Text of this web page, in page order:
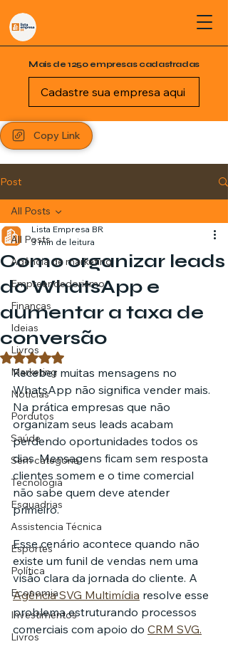
Mais de 1250 empresas cadastradas
Cadastre sua empresa aqui
Copy Link
Post
All Posts
Agência de marketing
Empreendedorismo
Finanças
Ideias
Livros
Marketing
Notícias
Pordutos
Saúde
Sem categoria
Tecnologia
Esquadrias
Assistencia Técnica
Esportes
Política
Economia
Investimentos
Livros
All Posts
Como organizar leads
do WhatsApp e
aumentar a taxa de
conversão
Lista Empresa BR
3 min de leitura
Avaliado com NaN de 5 estrelas.
Receber muitas mensagens no
WhatsApp não significa vender mais.
Na prática empresas que não
organizam seus leads acabam
perdendo oportunidades todos os
dias. Mensagens ficam sem resposta
clientes somem e o time comercial
não sabe quem deve atender
primeiro.
Esse cenário acontece quando não
existe um funil de vendas nem uma
visão clara da jornada do cliente. A
Agência SVG Multimídia resolve esse
problema estruturando processos
comerciais com apoio do CRM SVG.